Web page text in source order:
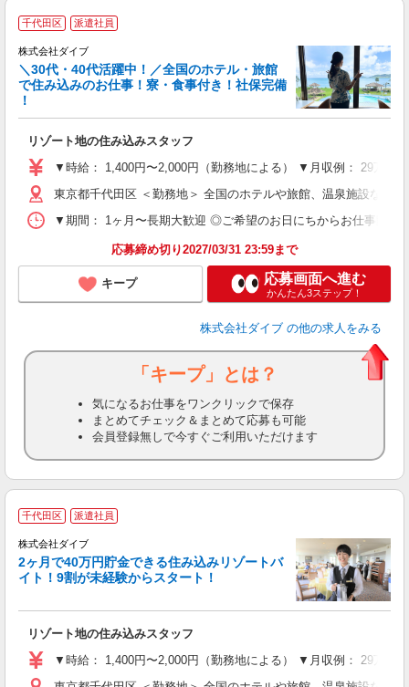
千代田区 派遣社員
株式会社ダイブ
＼30代・40代活躍中！／全国のホテル・旅館
で住み込みのお仕事！寮・食事付き！社保完備
！
リゾート地の住み込みスタッフ
▼時給： 1,400円〜2,000円（勤務地による） ▼月収例： 29万
東京都千代田区 ＜勤務地＞ 全国のホテルや旅館、温泉施設など
▼期間： 1ヶ月〜長期大歓迎 ◎ご希望のお日にちからお仕事開
応募締め切り2027/03/31 23:59まで
キープ 応募画面へ進む
かんたん3ステップ！
株式会社ダイブ の他の求人をみる
「キープ」とは？
気になるお仕事をワンクリックで保存
まとめてチェック＆まとめて応募も可能
会員登録無しで今すぐご利用いただけます
千代田区 派遣社員
株式会社ダイブ
2ヶ月で40万円貯金できる住み込みリゾートバ
イト！9割が未経験からスタート！
リゾート地の住み込みスタッフ
▼時給： 1,400円〜2,000円（勤務地による） ▼月収例： 29万